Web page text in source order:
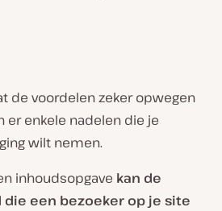
de voordelen zeker opwegen
er enkele nadelen die je
wilt nemen.
inhoudsopgave kan de
een bezoeker op je site